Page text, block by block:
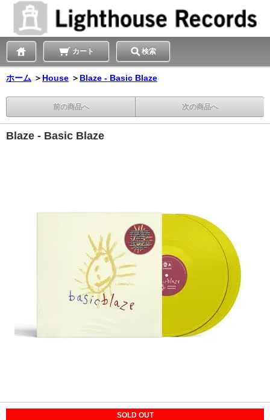
カート 検索
ホーム ＞ House ＞ Blaze - Basic Blaze
前の商品へ 次の商品へ
Blaze - Basic Blaze
SOLD OUT